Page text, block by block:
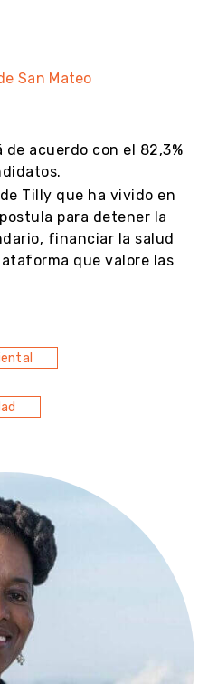
San Mateo
de acuerdo con el 82,3%
Tilly que ha vivido en
para detener la
financiar la salud
que valore las